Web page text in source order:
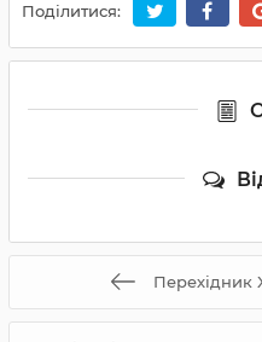
Поділитися:
Перехідник